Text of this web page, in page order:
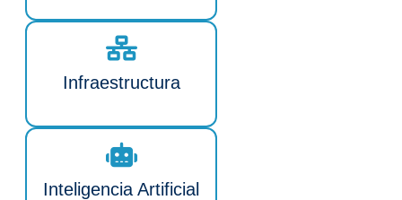
Infraestructura
Inteligencia Artificial